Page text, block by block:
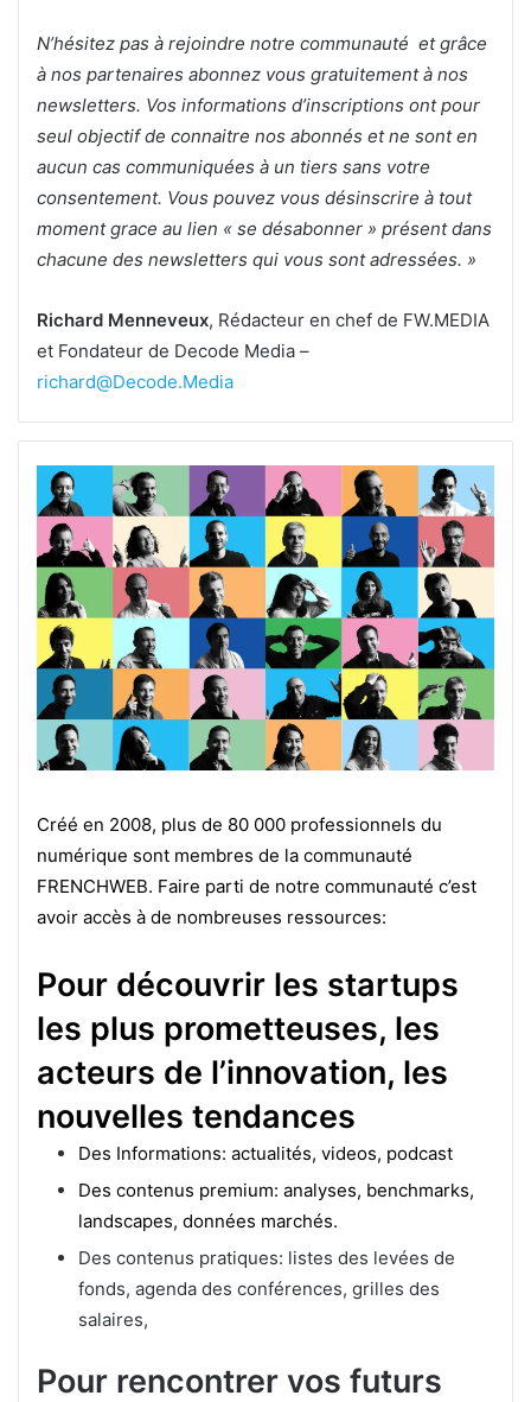
N’hésitez pas à rejoindre notre communauté et grâce
à nos partenaires abonnez vous gratuitement à nos
newsletters. Vos informations d’inscriptions ont pour
seul objectif de connaitre nos abonnés et ne sont en
aucun cas communiquées à un tiers sans votre
consentement. Vous pouvez vous désinscrire à tout
moment grace au lien « se désabonner » présent dans
chacune des newsletters qui vous sont adressées. »
Richard Menneveux, Rédacteur en chef de FW.MEDIA
et Fondateur de Decode Media –
richard@Decode.Media
Créé en 2008, plus de 80 000 professionnels du
numérique sont membres de la communauté
FRENCHWEB. Faire parti de notre communauté c’est
avoir accès à de nombreuses ressources:
Pour découvrir les startups
les plus prometteuses, les
acteurs de l’innovation, les
nouvelles tendances
Des Informations: actualités, videos, podcast
Des contenus premium: analyses, benchmarks,
landscapes, données marchés.
Des contenus pratiques: listes des levées de
fonds, agenda des conférences, grilles des
salaires,
Pour rencontrer vos futurs